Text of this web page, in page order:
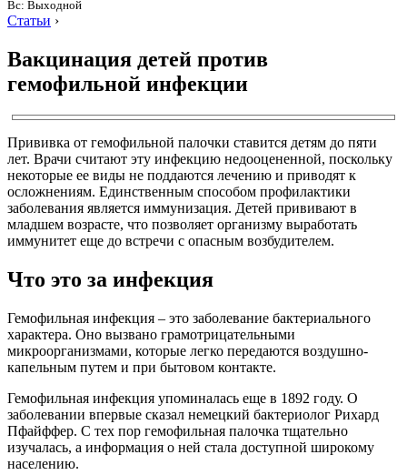
Вс: Выходной
Статьи ›
Вакцинация детей против
гемофильной инфекции
Прививка от гемофильной палочки ставится детям до пяти
лет. Врачи считают эту инфекцию недооцененной, поскольку
некоторые ее виды не поддаются лечению и приводят к
осложнениям. Единственным способом профилактики
заболевания является иммунизация. Детей прививают в
младшем возрасте, что позволяет организму выработать
иммунитет еще до встречи с опасным возбудителем.
Что это за инфекция
Гемофильная инфекция – это заболевание бактериального
характера. Оно вызвано грамотрицательными
микроорганизмами, которые легко передаются воздушно-
капельным путем и при бытовом контакте.
Гемофильная инфекция упоминалась еще в 1892 году. О
заболевании впервые сказал немецкий бактериолог Рихард
Пфайффер. С тех пор гемофильная палочка тщательно
изучалась, а информация о ней стала доступной широкому
населению.